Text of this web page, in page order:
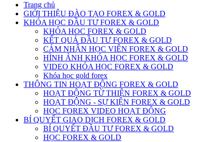
Trang chủ
GIỚI THIỆU ĐÀO TẠO FOREX & GOLD
KHÓA HỌC ĐẦU TƯ FOREX & GOLD
KHÓA HOC FOREX & GOLD
KẾT QUẢ ĐẦU TƯ FOREX & GOLD
CẢM NHẬN HỌC VIÊN FOREX & GOLD
HÌNH ẢNH KHÓA HỌC FOREX & GOLD
VIDEO KHÓA HỌC FOREX & GOLD
Khóa học gold forex
THÔNG TIN HOẠT ĐỘNG FOREX & GOLD
HOẠT ĐỘNG TỪ THIỆN FOREX & GOLD
HOẠT ĐỘNG - SỰ KIỆN FOREX & GOLD
HỌC FOREX VIDEO HOẠT ĐỘNG
BÍ QUYẾT GIAO DỊCH FOREX & GOLD
BÍ QUYẾT ĐẦU TƯ FOREX & GOLD
HỌC FOREX & GOLD